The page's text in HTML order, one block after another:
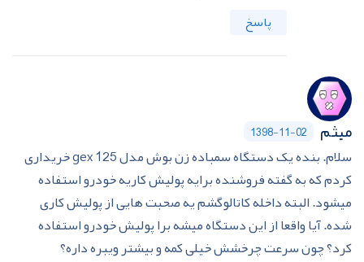
پاسخ
میثم 1398-11-02
سلام. بنده یک دستگاه سمباده زن بوش مدل gex 125 خریداری
کردم که به گفته فروشنده برایه پولیش کاریه خودرو استفاده
میشود. البته داخله کاتالوگشم یه صحبت هایی از پولیش کاری
شده. آیا واقعا از این دستگاه میشه برا پولیش خودرو استفاده
کرد؟ چون سرعت چرخشش خیلی کمه و بیشتر ویبره داره؟